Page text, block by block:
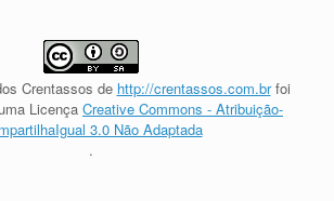
Crentassos de http://crentassos.com.brfoi
Licença Creative Commons - Atribuição-
3.0 Não Adaptada
.